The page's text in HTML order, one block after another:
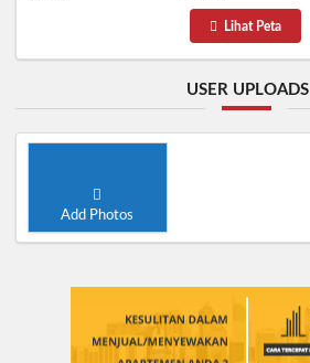
Lihat Peta
USER UPLOADS
Add Photos